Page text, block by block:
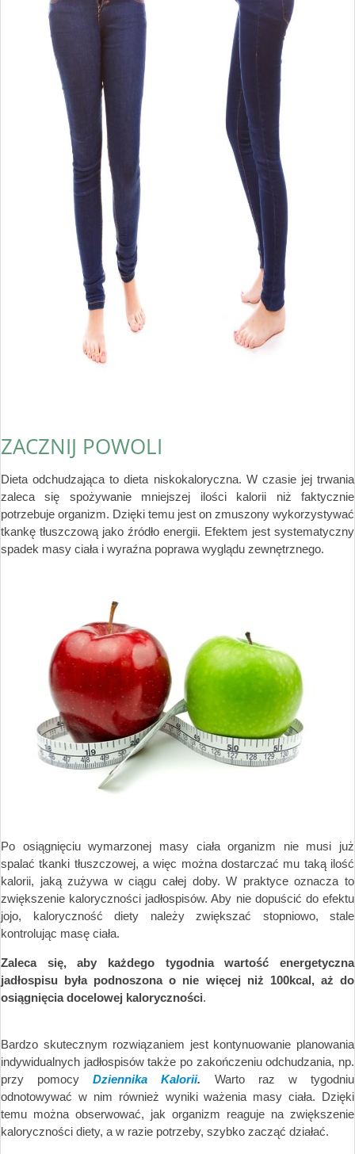
ZACZNIJ POWOLI
Dieta odchudzająca to dieta niskokaloryczna. W czasie jej trwania
zaleca się spożywanie mniejszej ilości kalorii niż faktycznie
potrzebuje organizm. Dzięki temu jest on zmuszony wykorzystywać
tkankę tłuszczową jako źródło energii. Efektem jest systematyczny
spadek masy ciała i wyraźna poprawa wyglądu zewnętrznego.
Po osiągnięciu wymarzonej masy ciała organizm nie musi już
spalać tkanki tłuszczowej, a więc można dostarczać mu taką ilość
kalorii, jaką zużywa w ciągu całej doby. W praktyce oznacza to
zwiększenie kaloryczności jadłospisów. Aby nie dopuścić do efektu
jojo, kaloryczność diety należy zwiększać stopniowo, stale
kontrolując masę ciała.
Zaleca się, aby każdego tygodnia wartość energetyczna
jadłospisu była podnoszona o nie więcej niż 100kcal, aż do
osiągnięcia docelowej kaloryczności.
Bardzo skutecznym rozwiązaniem jest kontynuowanie planowania
indywidualnych jadłospisów także po zakończeniu odchudzania, np.
przy pomocyDziennika Kalorii. Warto raz w tygodniu
odnotowywać w nim również wyniki ważenia masy ciała. Dzięki
temu można obserwować, jak organizm reaguje na zwiększenie
kaloryczności diety, a w razie potrzeby, szybko zacząć działać.